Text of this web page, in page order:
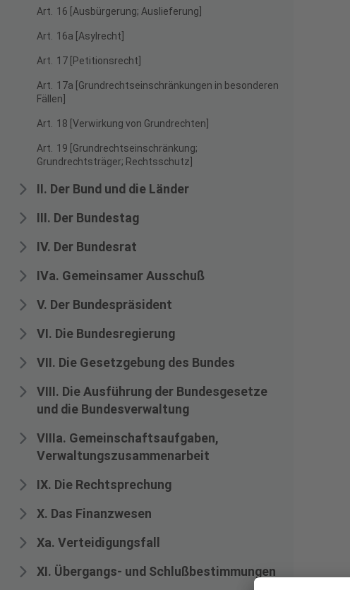
Art. 16 [Ausbürgerung; Auslieferung]
Art. 16a [Asylrecht]
Art. 17 [Petitionsrecht]
Art. 17a [Grundrechtseinschränkungen in besonderen
Fällen]
Art. 18 [Verwirkung von Grundrechten]
Art. 19 [Grundrechtseinschränkung;
Grundrechtsträger; Rechtsschutz]
II. Der Bund und die Länder
III. Der Bundestag
IV. Der Bundesrat
IVa. Gemeinsamer Ausschuß
V. Der Bundespräsident
VI. Die Bundesregierung
VII. Die Gesetzgebung des Bundes
VIII. Die Ausführung der Bundesgesetze
und die Bundesverwaltung
VIIIa. Gemeinschaftsaufgaben,
Verwaltungszusammenarbeit
IX. Die Rechtsprechung
X. Das Finanzwesen
Xa. Verteidigungsfall
XI. Übergangs- und Schlußbestimmungen